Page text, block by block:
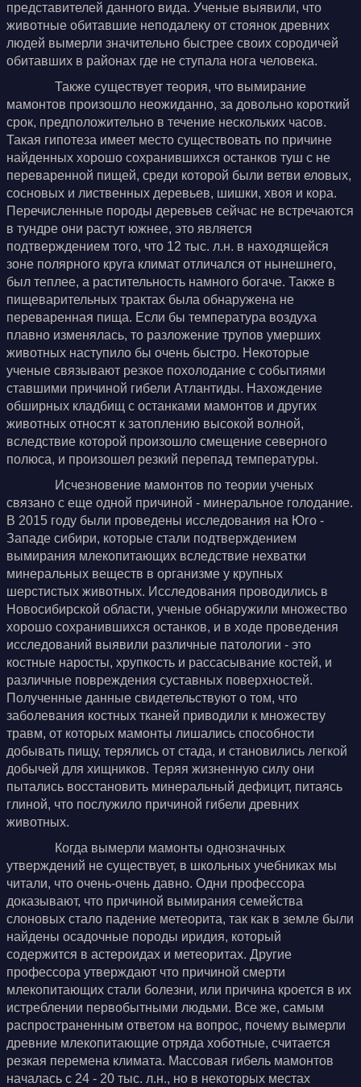
представителей данного вида. Ученые выявили, что
животные обитавшие неподалеку от стоянок древних
людей вымерли значительно быстрее своих сородичей
обитавших в районах где не ступала нога человека.
Также существует теория, что вымирание
мамонтов произошло неожиданно, за довольно короткий
срок, предположительно в течение нескольких часов.
Такая гипотеза имеет место существовать по причине
найденных хорошо сохранившихся останков туш с не
переваренной пищей, среди которой были ветви еловых,
сосновых и лиственных деревьев, шишки, хвоя и кора.
Перечисленные породы деревьев сейчас не встречаются
в тундре они растут южнее, это является
подтверждением того, что 12 тыс. л.н. в находящейся
зоне полярного круга климат отличался от нынешнего,
был теплее, а растительность намного богаче. Также в
пищеварительных трактах была обнаружена не
переваренная пища. Если бы температура воздуха
плавно изменялась, то разложение трупов умерших
животных наступило бы очень быстро. Некоторые
ученые связывают резкое похолодание с событиями
ставшими причиной гибели Атлантиды. Нахождение
обширных кладбищ с останками мамонтов и других
животных относят к затоплению высокой волной,
вследствие которой произошло смещение северного
полюса, и произошел резкий перепад температуры.
Исчезновение мамонтов по теории ученых
связано с еще одной причиной - минеральное голодание.
В 2015 году были проведены исследования на Юго -
Западе сибири, которые стали подтверждением
вымирания млекопитающих вследствие нехватки
минеральных веществ в организме у крупных
шерстистых животных. Исследования проводились в
Новосибирской области, ученые обнаружили множество
хорошо сохранившихся останков, и в ходе проведения
исследований выявили различные патологии - это
костные наросты, хрупкость и рассасывание костей, и
различные повреждения суставных поверхностей.
Полученные данные свидетельствуют о том, что
заболевания костных тканей приводили к множеству
травм, от которых мамонты лишались способности
добывать пищу, терялись от стада, и становились легкой
добычей для хищников. Теряя жизненную силу они
пытались восстановить минеральный дефицит, питаясь
глиной, что послужило причиной гибели древних
животных.
Когда вымерли мамонты однозначных
утверждений не существует, в школьных учебниках мы
читали, что очень-очень давно. Одни профессора
доказывают, что причиной вымирания семейства
слоновых стало падение метеорита, так как в земле были
найдены осадочные породы иридия, который
содержится в астероидах и метеоритах. Другие
профессора утверждают что причиной смерти
млекопитающих стали болезни, или причина кроется в их
истреблении первобытными людьми. Все же, самым
распространенным ответом на вопрос, почему вымерли
древние млекопитающие отряда хоботные, считается
резкая перемена климата. Массовая гибель мамонтов
началась с 24 - 20 тыс. л.н., но в некоторых местах